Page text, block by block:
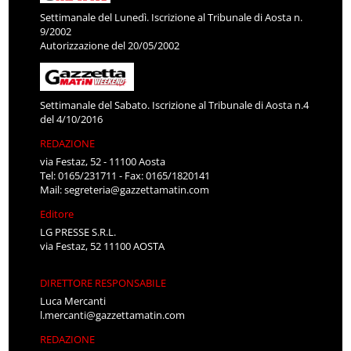
Settimanale del Lunedì. Iscrizione al Tribunale di Aosta n.
9/2002
Autorizzazione del 20/05/2002
Settimanale del Sabato. Iscrizione al Tribunale di Aosta n.4
del 4/10/2016
REDAZIONE
via Festaz, 52 - 11100 Aosta
Tel: 0165/231711 - Fax: 0165/1820141
Mail:segreteria@gazzettamatin.com
Editore
LG PRESSE S.R.L.
via Festaz, 52 11100 AOSTA
DIRETTORE RESPONSABILE
Luca Mercanti
l.mercanti@gazzettamatin.com
REDAZIONE